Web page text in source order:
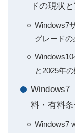
ドの現状
Windows7
グレードの
と2025年
料・有料
Windows7